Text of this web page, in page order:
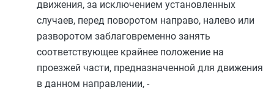
движения, за исключением установленных
случаев, перед поворотом направо, налево или
разворотом заблаговременно занять
соответствующее крайнее положение на
проезжей части, предназначенной для движения
в данном направлении, -